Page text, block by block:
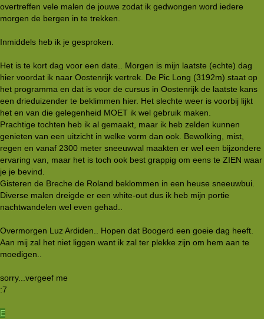
overtreffen vele malen de jouwe zodat ik gedwongen word iedere
morgen de bergen in te trekken.
Inmiddels heb ik je gesproken.
Het is te kort dag voor een date.. Morgen is mijn laatste (echte) dag
hier voordat ik naar Oostenrijk vertrek. De Pic Long (3192m) staat op
het programma en dat is voor de cursus in Oostenrijk de laatste kans
een drieduizender te beklimmen hier. Het slechte weer is voorbij lijkt
het en van die gelegenheid MOET ik wel gebruik maken.
Prachtige tochten heb ik al gemaakt, maar ik heb zelden kunnen
genieten van een uitzicht in welke vorm dan ook. Bewolking, mist,
regen en vanaf 2300 meter sneeuwval maakten er wel een bijzondere
ervaring van, maar het is toch ook best grappig om eens te ZIEN waar
je je bevind.
Gisteren de Breche de Roland beklommen in een heuse sneeuwbui.
Diverse malen dreigde er een white-out dus ik heb mijn portie
nachtwandelen wel even gehad..
Overmorgen Luz Ardiden.. Hopen dat Boogerd een goeie dag heeft.
Aan mij zal het niet liggen want ik zal ter plekke zijn om hem aan te
moedigen..
sorry...vergeef me
:7
E